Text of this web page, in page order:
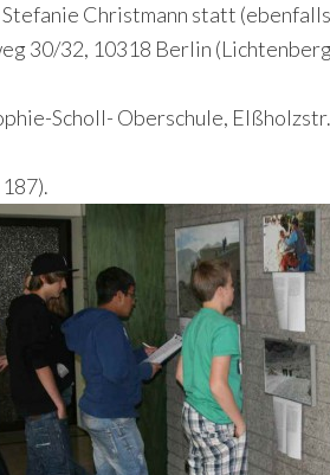
Christmann statt
30/32, 10318 Berlin
Scholl- Oberschule,